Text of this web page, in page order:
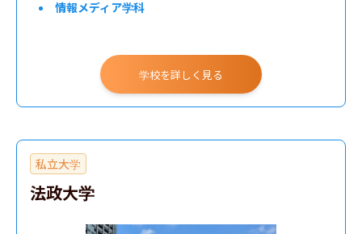
情報メディア学科
学校を詳しく見る
私立大学
法政大学